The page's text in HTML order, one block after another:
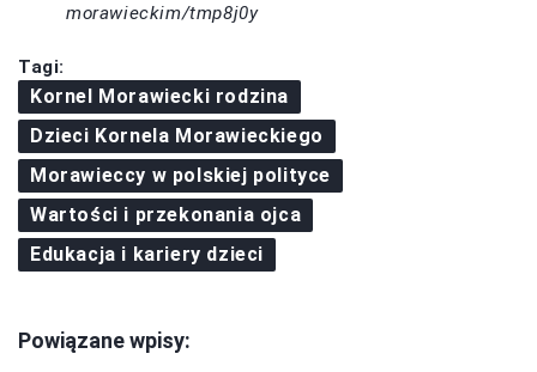
morawieckim/tmp8j0y
Tagi:
Kornel Morawiecki rodzina
Dzieci Kornela Morawieckiego
Morawieccy w polskiej polityce
Wartości i przekonania ojca
Edukacja i kariery dzieci
Powiązane wpisy: